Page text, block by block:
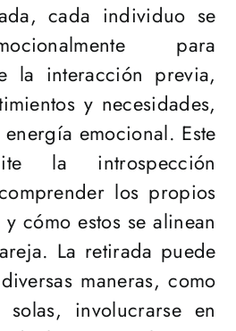
cada individuo se
para
la interacción previa,
y necesidades,
emocional. Este
la introspección
los propios
cómo estos se alinean
La retirada puede
maneras, como
involucrarse en